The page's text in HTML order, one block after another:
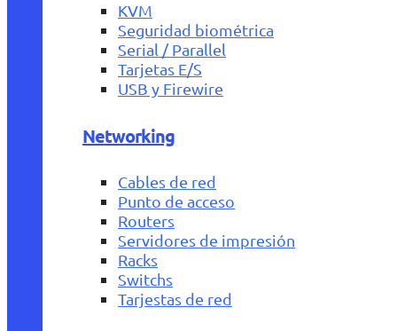
KVM
Seguridad biométrica
Serial / Parallel
Tarjetas E/S
USB y Firewire
Networking
Cables de red
Punto de acceso
Routers
Servidores de impresión
Racks
Switchs
Tarjestas de red